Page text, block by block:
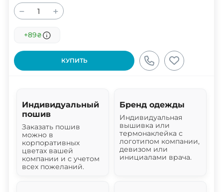
− +
+89₴
КУПИТЬ
Индивидуальный
пошив
Заказать пошив
можно в
корпоративных
цветах вашей
компании и с учетом
всех пожеланий.
Бренд одежды
Индивидуальная
вышивка или
термонаклейка с
логотипом компании,
девизом или
инициалами врача.